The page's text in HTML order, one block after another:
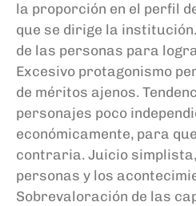
la proporción en el perfil
que se dirige la
de las personas para
Excesivo protagonismo
de méritos ajenos.
personajes poco
económicamente, para
contraria. Juicio
personas y los
Sobrevaloración de las